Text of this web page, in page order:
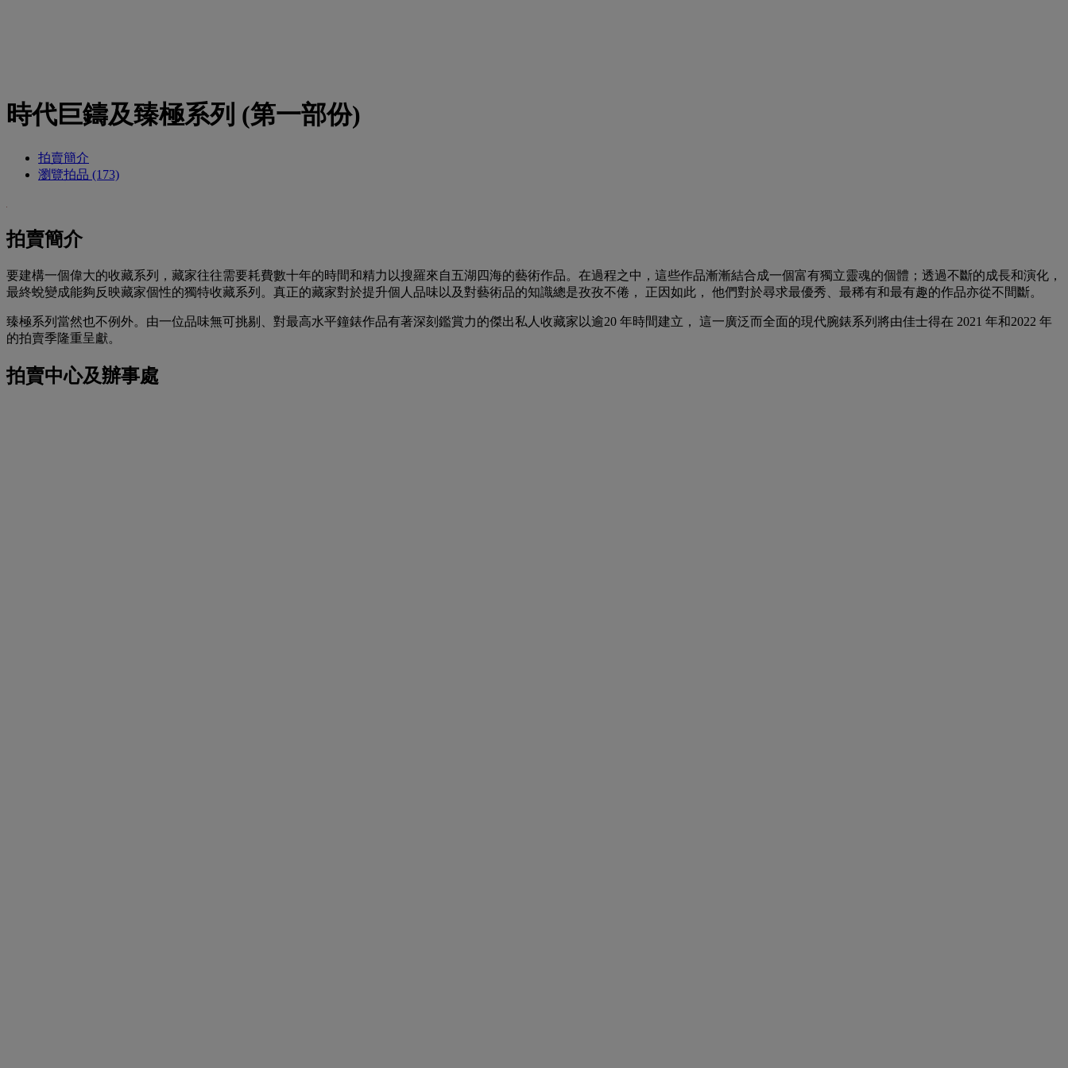
時代巨鑄及臻極系列 (第一部份)
拍賣簡介
瀏覽拍品 (173)
拍賣簡介
要建構一個偉大的收藏系列，藏家往往需要耗費數十年的時間和精力以搜羅來自五湖四海的藝術作品。在過程之中，這些作品漸漸結合成一個富有獨立靈魂的個體；透過不斷的成長和演化，
最終蛻變成能夠反映藏家個性的獨特收藏系列。真正的藏家對於提升個人品味以及對藝術品的知識總是孜孜不倦， 正因如此， 他們對於尋求最優秀、最稀有和最有趣的作品亦從不間斷。
臻極系列當然也不例外。由一位品味無可挑剔、對最高水平鐘錶作品有著深刻鑑賞力的傑出私人收藏家以逾20 年時間建立， 這一廣泛而全面的現代腕錶系列將由佳士得在 2021 年和2022 年
的拍賣季隆重呈獻。
拍賣中心及辦事處